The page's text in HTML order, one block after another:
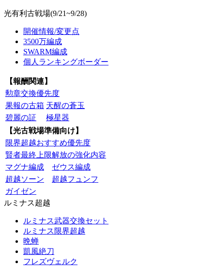
光有利古戦場(9/21~9/28)
開催情報/変更点
3500万編成
SWARM編成
個人ランキングボーダー
【報酬関連】
勲章交換優先度
果報の古箱 天醒の蒼玉
碧麗の証
極星器
【光古戦場準備向け】
限界超越おすすめ優先度
賢者最終上限解放の強化内容
マグナ編成
ゼウス編成
超越ソーン
超越フュンフ
ガイゼン
ルミナス超越
ルミナス武器交換セット
ルミナス限界超越
晩蝉
凱風絶刀
フレズヴェルク